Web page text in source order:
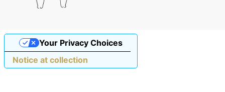
Notice at collection
Your Privacy Choices